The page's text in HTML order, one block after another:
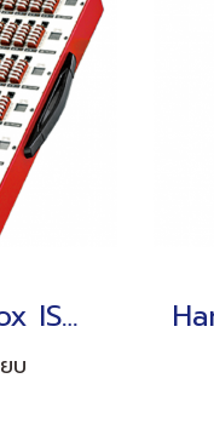
Switching Box ISW-50G (TDS-540, TDS-630, or TDS-530)
บ